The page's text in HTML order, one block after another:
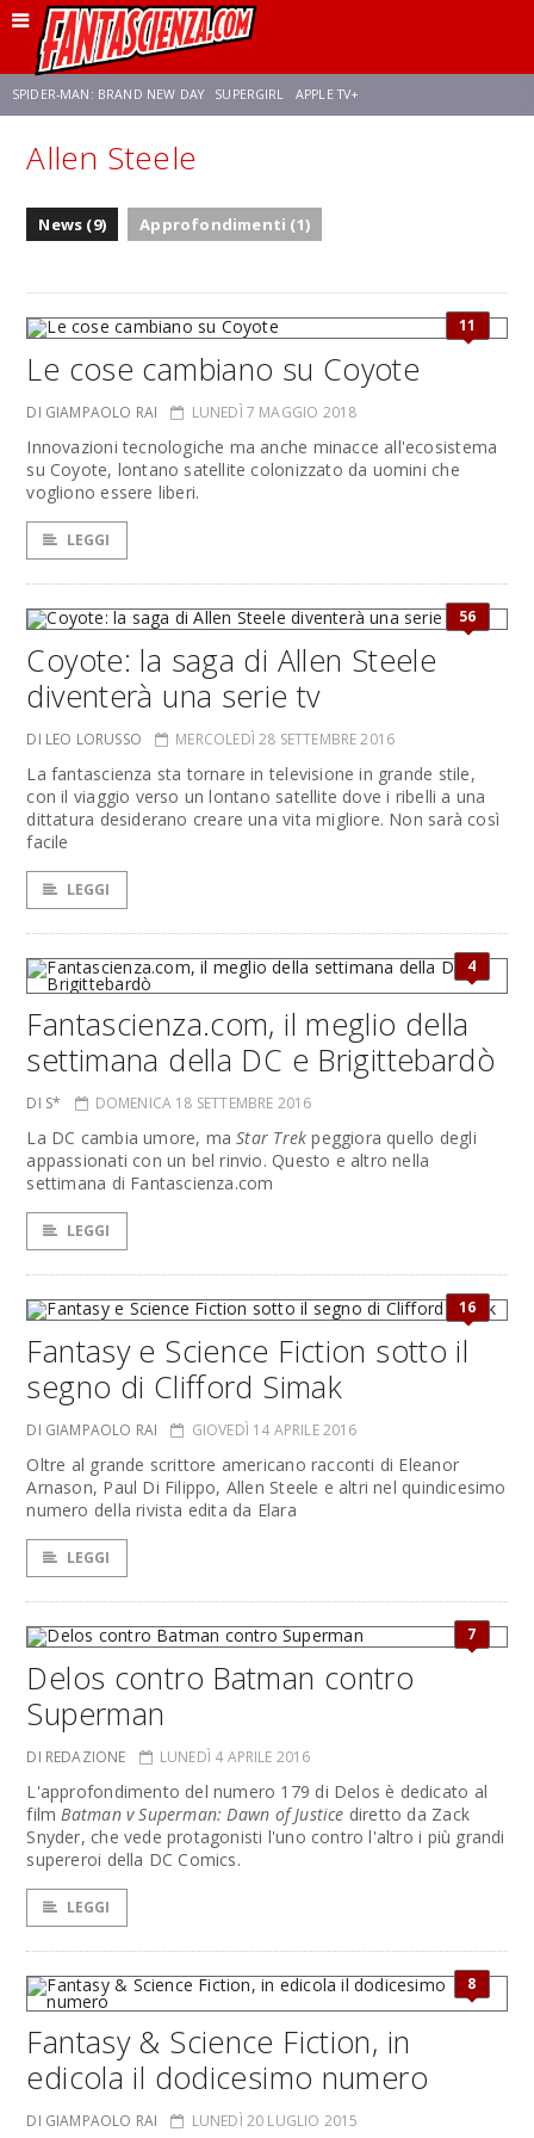
SPIDER-MAN: BRAND NEW DAY SUPERGIRL APPLE TV+
FRANCO RICCIARDIELLO ZENDAYA
Allen Steele
News (9) Approfondimenti (1)
11
Le cose cambiano su Coyote
DI GIAMPAOLO RAI LUNEDÌ 7 MAGGIO 2018
Innovazioni tecnologiche ma anche minacce all'ecosistema
su Coyote, lontano satellite colonizzato da uomini che
vogliono essere liberi.
LEGGI
56
Coyote: la saga di Allen Steele
diventerà una serie tv
DI LEO LORUSSO MERCOLEDÌ 28 SETTEMBRE 2016
La fantascienza sta tornare in televisione in grande stile,
con il viaggio verso un lontano satellite dove i ribelli a una
dittatura desiderano creare una vita migliore. Non sarà così
facile
LEGGI
4
Fantascienza.com, il meglio della
settimana della DC e Brigittebardò
DI S* DOMENICA 18 SETTEMBRE 2016
La DC cambia umore, maStar Trek peggiora quello degli
appassionati con un bel rinvio. Questo e altro nella
settimana di Fantascienza.com
LEGGI
16
Fantasy e Science Fiction sotto il
segno di Clifford Simak
DI GIAMPAOLO RAI GIOVEDÌ 14 APRILE 2016
Oltre al grande scrittore americano racconti di Eleanor
Arnason, Paul Di Filippo, Allen Steele e altri nel quindicesimo
numero della rivista edita da Elara
LEGGI
7
Delos contro Batman contro
Superman
DI REDAZIONE LUNEDÌ 4 APRILE 2016
L'approfondimento del numero 179 di Delos è dedicato al
filmBatman v Superman: Dawn of Justice diretto da Zack
Snyder, che vede protagonisti l'uno contro l'altro i più grandi
supereroi della DC Comics.
LEGGI
8
Fantasy & Science Fiction, in
edicola il dodicesimo numero
DI GIAMPAOLO RAI LUNEDÌ 20 LUGLIO 2015